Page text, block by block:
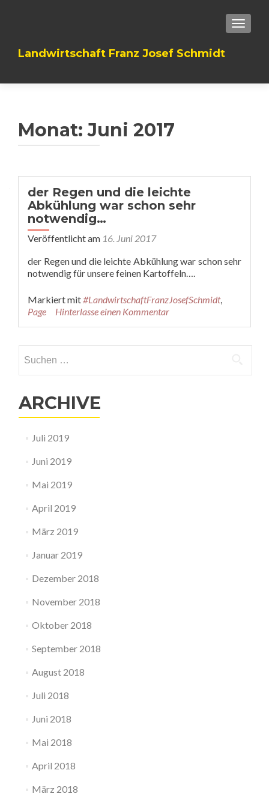
Landwirtschaft Franz Josef Schmidt
Monat: Juni 2017
der Regen und die leichte
Abkühlung war schon sehr
notwendig…
Veröffentlicht am 16. Juni 2017
der Regen und die leichte Abkühlung war schon sehr
notwendig für unsere feinen Kartoffeln….
Markiert mit#LandwirtschaftFranzJosefSchmidt,
Page
Hinterlasse einen Kommentar
ARCHIVE
Juli 2019
Juni 2019
Mai 2019
April 2019
März 2019
Januar 2019
Dezember 2018
November 2018
Oktober 2018
September 2018
August 2018
Juli 2018
Juni 2018
Mai 2018
April 2018
März 2018